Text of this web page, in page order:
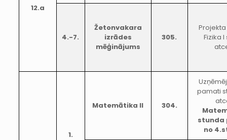
12.a
4.-7.
Žetonvakara
izrādes
mēģinājums
305.
Fizika
1.
Matemātika II 304.
pamati
stunda
no